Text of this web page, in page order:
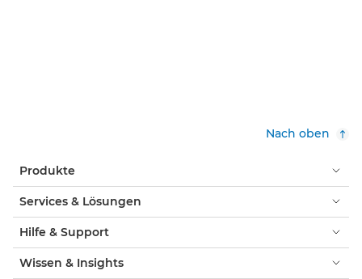
Nach oben
Produkte
Services & Lösungen
Hilfe & Support
Wissen & Insights